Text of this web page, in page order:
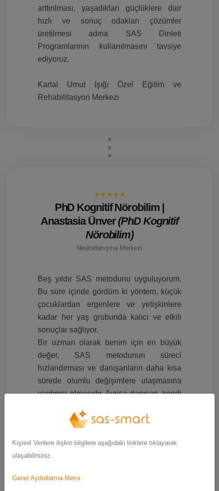
arttırılması, yaşadıkları güçlüklere dair
hızlı ve sonuç odakları çözümler
üretilmesi adına SAS Dinleti
Programlarının kullanılmasını tavsiye
ediyoruz.
Kartal Umut Işığı Özel Eğitim ve
Rehabilitasyon Merkezi
★★★★★
PhD Kognitif Nörobilim |
Anastasia Ünver(PhD Kognitif
Nörobilim)
Neurodanışma Merkezi
Beş yıldır SAS metodunu uyguluyorum.
Bu süre içinde gördüm ki yöntem, küçük
çocuklardan ergenlere ve yetişkinlere
kadar her yaş grubunda kalıcı ve etkili
sonuçlar sağlıyor.
Bir uzman olarak benim için en büyük
değer, SAS metodunun süreci
hızlandırması ve danışanların daha kısa
sürede olumlu değişimlere ulaşmasına
yardımcı olmasıdır. Ayrıca danışan, kendi
güveniyor.
devam etmek istiyorlar. Ben de bu
yöntemi kullanmaktan mutluyum ve
edeceğim.
Kişisel Verilere ilişkin bilgilere aşağıdaki linklere tıklayarak
ulaşabilirsiniz.
Genel Aydınlatma Metni